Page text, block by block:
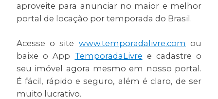
aproveite para anunciar no maior e melhor
portal de locação por temporada do Brasil.
Acesse o site www.temporadalivre.com ou
baixe o App TemporadaLivre e cadastre o
seu imóvel agora mesmo em nosso portal.
É fácil, rápido e seguro, além é claro, de ser
muito lucrativo.